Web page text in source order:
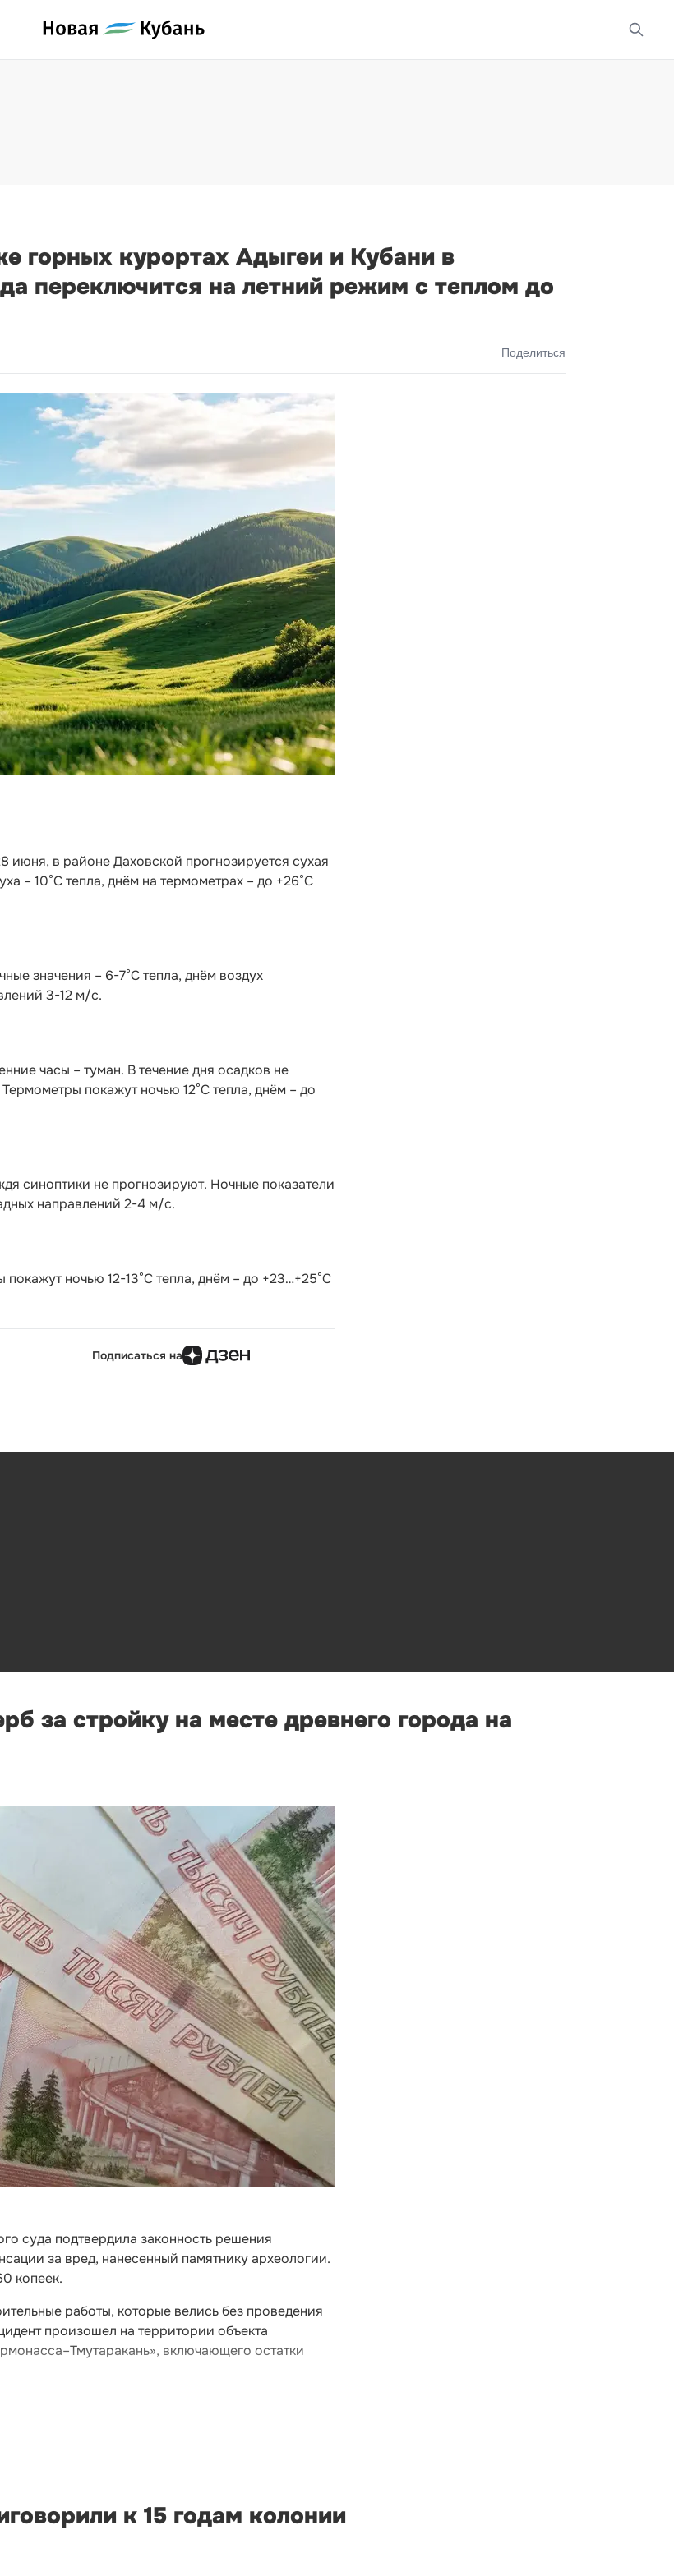
горных курортах Адыгеи и Кубани в
переключится на летний режим с теплом до
Поделиться
июня, в районе Даховской прогнозируется сухая
– 10°С тепла, днём на термометрах – до +26°С
значения – 6-7°С тепла, днём воздух
3-12 м/с.
часы – туман. В течение дня осадков не
покажут ночью 12°С тепла, днём – до
синоптики не прогнозируют. Ночные показатели
направлений 2-4 м/с.
ночью 12-13°С тепла, днём – до +23…+25°С
Подписаться на
за стройку на месте древнего города на
суда подтвердила законность решения
за вред, нанесенный памятнику археологии.
копеек.
работы, которые велись без проведения
произошел на территории объекта
включающего остатки
к 15 годам колонии